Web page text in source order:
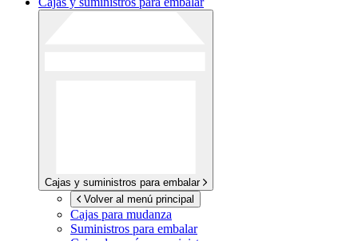
Cajas y suministros para embalar
Volver al menú principal
Cajas para mudanza
Suministros para embalar